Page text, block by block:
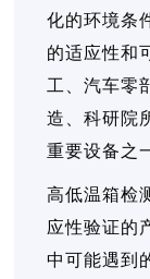
化的环境条
的适应性和
工、汽车零
造、科研院
重要设备之
高低温箱检
应性验证的
中可能遇到